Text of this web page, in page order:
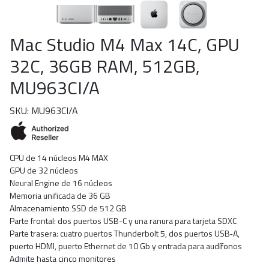
Mac Studio M4 Max 14C, GPU
32C, 36GB RAM, 512GB,
MU963CI/A
SKU: MU963CI/A
CPU de 14 núcleos M4 MAX
GPU de 32 núcleos
Neural Engine de 16 núcleos
Memoria unificada de 36 GB
Almacenamiento SSD de 512 GB
Parte frontal: dos puertos USB-C y una ranura para tarjeta SDXC
Parte trasera: cuatro puertos Thunderbolt 5, dos puertos USB‑A,
puerto HDMI, puerto Ethernet de 10 Gb y entrada para audífonos
Admite hasta cinco monitores